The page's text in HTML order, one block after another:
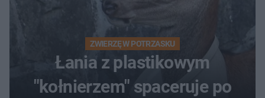
ZWIERZĘ W POTRZASKU
Łania z plastikowym
"kołnierzem" spaceruje po